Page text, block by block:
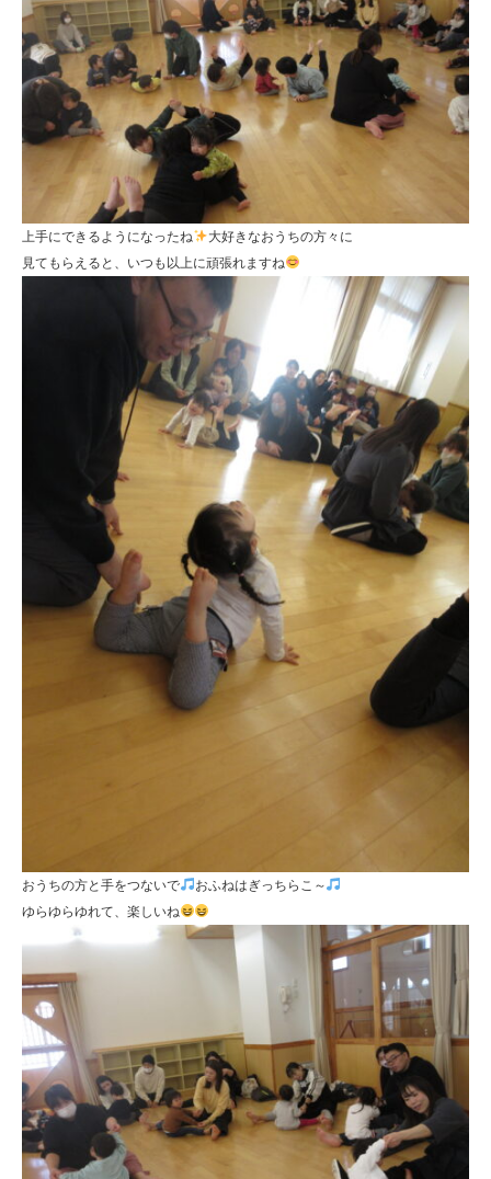
上手にできるようになったね
大好きなおうちの方々に
見てもらえると、いつも以上に頑張れますね
おうちの方と手をつないで
おふねはぎっちらこ～
ゆらゆらゆれて、楽しいね